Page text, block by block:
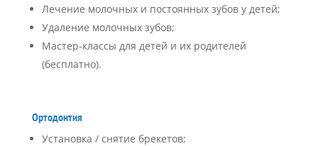
Лечение молочных и постоянных зубов у детей;
Удаление молочных зубов;
Мастер-классы для детей и их родителей
(бесплатно).
Ортодонтия
Установка / снятие брекетов;